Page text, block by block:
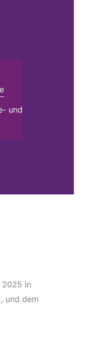
und
2025 in
und dem